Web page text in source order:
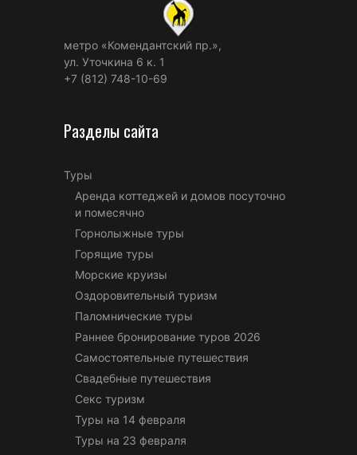
метро «Комендантский пр.»,
ул. Уточкина 6 к. 1
+7 (812) 748-10-69
Разделы сайта
Туры
Аренда коттеджей и домов посуточно
и помесячно
Горнолыжные туры
Горящие туры
Морские круизы
Оздоровительный туризм
Паломнические туры
Раннее бронирование туров 2026
Самостоятельные путешествия
Свадебные путешествия
Секс туризм
Туры на 14 февраля
Туры на 23 февраля